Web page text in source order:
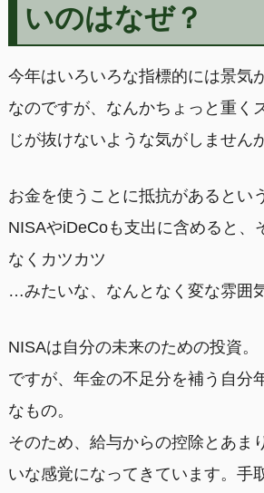
いのはなぜ？
今年はいろいろな指標的には景気
なのですが、なんかちょっと重く
じが抜けないような気がしません
お金を使うことに抵抗があるとい
NISAやiDeCoも支出に含めると、
なくカツカツ
…みたいな、なんとなく変な雰囲気
NISAは自分の未来のための投資。
ですが、年金の不足分を補う自分
なもの。
そのため、給与からの控除とあま
いな感覚になってきています。手